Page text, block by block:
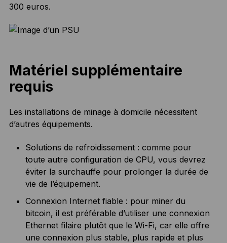
300 euros.
Matériel supplémentaire
requis
Les installations de minage à domicile nécessitent
d’autres équipements.
Solutions de refroidissement : comme pour
toute autre configuration de CPU, vous devrez
éviter la surchauffe pour prolonger la durée de
vie de l’équipement.
Connexion Internet fiable : pour miner du
bitcoin, il est préférable d’utiliser une connexion
Ethernet filaire plutôt que le Wi-Fi, car elle offre
une connexion plus stable, plus rapide et plus